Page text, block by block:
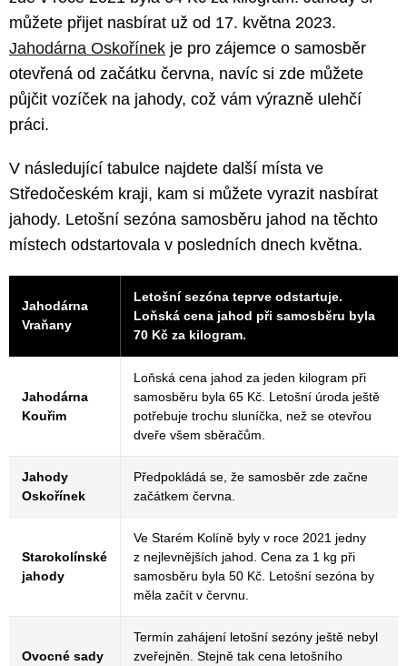
můžete přijet nasbírat už od 17. května 2023.
Jahodárna Oskořínek je pro zájemce o samosběr
otevřená od začátku června, navíc si zde můžete
půjčit vozíček na jahody, což vám výrazně ulehčí
práci.
V následující tabulce najdete další místa ve
Středočeském kraji, kam si můžete vyrazit nasbírat
jahody. Letošní sezóna samosběru jahod na těchto
místech odstartovala v posledních dnech května.
Jahodárna
Vraňany
Letošní sezóna teprve odstartuje.
Loňská cena jahod při samosběru byla
70 Kč za kilogram.
Jahodárna
Kouřim
Loňská cena jahod za jeden kilogram při
samosběru byla 65 Kč. Letošní úroda ještě
potřebuje trochu sluníčka, než se otevřou
dveře všem sběračům.
Jahody
Oskořínek
Předpokládá se, že samosběr zde začne
začátkem června.
Starokolínské
jahody
Ve Starém Kolíně byly v roce 2021 jedny
z nejlevnějších jahod. Cena za 1 kg při
samosběru byla 50 Kč. Letošní sezóna by
měla začít v červnu.
Ovocné sady
Termín zahájení letošní sezóny ještě nebyl
zveřejněn. Stejně tak cena letošního